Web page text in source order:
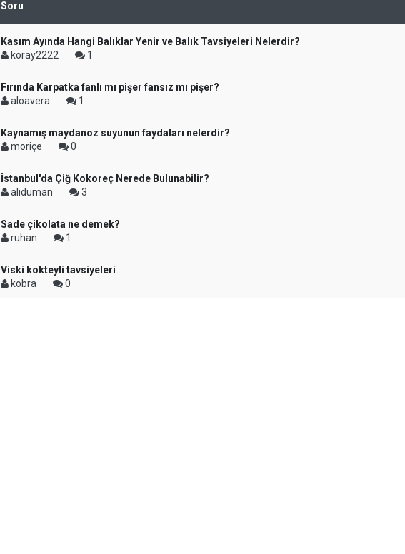
Soru
Kasım Ayında Hangi Balıklar Yenir ve Balık Tavsiyeleri Nelerdir?
koray2222
1
Fırında Karpatka fanlı mı pişer fansız mı pişer?
aloavera
1
Kaynamış maydanoz suyunun faydaları nelerdir?
moriçe
0
İstanbul'da Çiğ Kokoreç Nerede Bulunabilir?
aliduman
3
Sade çikolata ne demek?
ruhan
1
Viski kokteyli tavsiyeleri
kobra
0